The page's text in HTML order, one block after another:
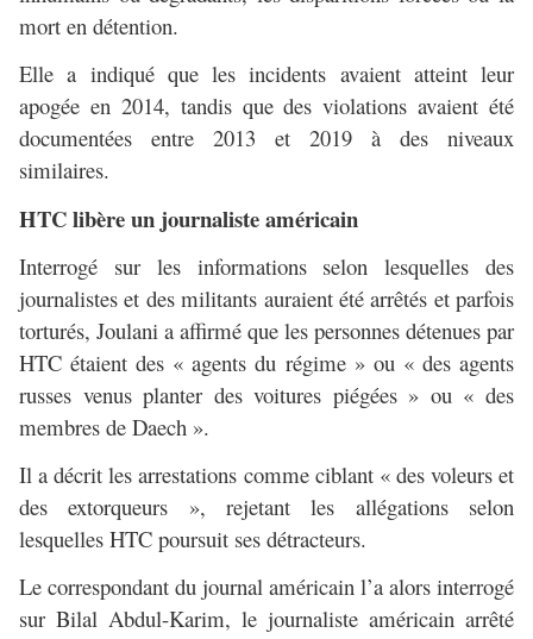
mort en détention.
Elle a indiqué que les incidents avaient atteint leur
apogée en 2014, tandis que des violations avaient été
documentées entre 2013 et 2019 à des niveaux
similaires.
HTC libère un journaliste américain
Interrogé sur les informations selon lesquelles des
journalistes et des militants auraient été arrêtés et parfois
torturés, Joulani a affirmé que les personnes détenues par
HTC étaient des « agents du régime » ou « des agents
russes venus planter des voitures piégées » ou « des
membres de Daech ».
Il a décrit les arrestations comme ciblant « des voleurs et
des extorqueurs », rejetant les allégations selon
lesquelles HTC poursuit ses détracteurs.
Le correspondant du journal américain l’a alors interrogé
sur Bilal Abdul-Karim, le journaliste américain arrêté